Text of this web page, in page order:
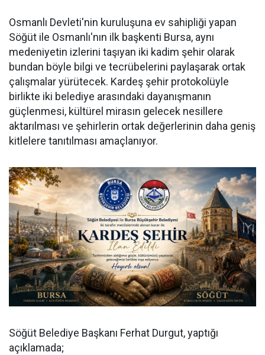
Osmanlı Devleti'nin kuruluşuna ev sahipliği yapan
Söğüt ile Osmanlı'nın ilk başkenti Bursa, aynı
medeniyetin izlerini taşıyan iki kadim şehir olarak
bundan böyle bilgi ve tecrübelerini paylaşarak ortak
çalışmalar yürütecek. Kardeş şehir protokolüyle
birlikte iki belediye arasındaki dayanışmanın
güçlenmesi, kültürel mirasın gelecek nesillere
aktarılması ve şehirlerin ortak değerlerinin daha geniş
kitlelere tanıtılması amaçlanıyor.
Söğüt Belediye Başkanı Ferhat Durgut, yaptığı
açıklamada;